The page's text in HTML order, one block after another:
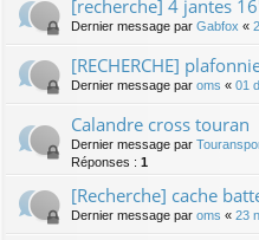
[recherche] 4 jantes
Dernier message par Gabfox «
[RECHERCHE]
Dernier message par oms « 01
Calandre cross touran
Dernier message par
Réponses : 1
[Recherche] cache
Dernier message par oms « 23